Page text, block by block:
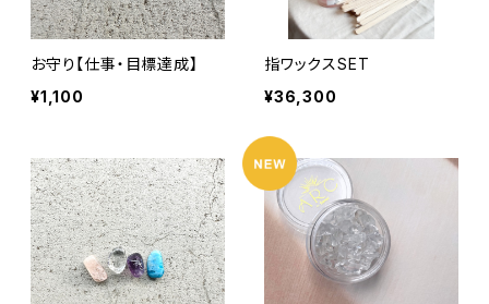
お守り【仕事・目標達成】
¥1,100
指ワックスSET
¥36,300